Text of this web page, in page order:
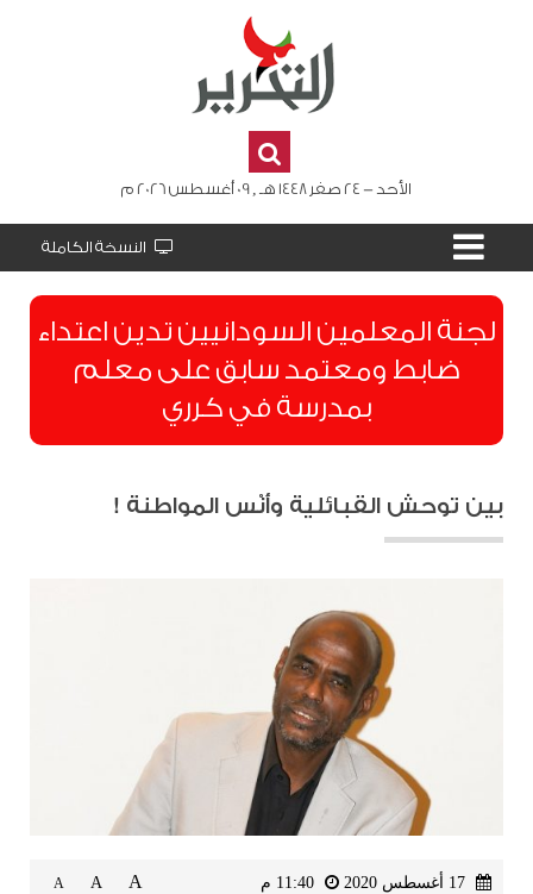
الأحد - 24 صفر 1448 هـ , 09 أغسطس 2026 م
النسخة الكاملة
لجنة المعلمين السودانيين تدين اعتداء
ضابط ومعتمد سابق على معلم
بمدرسة في كرري
بين توحش القبائلية وأُنْس المواطنة !
A
A
A